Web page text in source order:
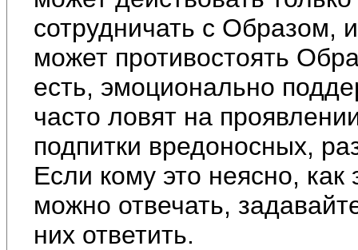
сотрудничать с Образом,
может противостоять
есть, эмоционально
часто ловят на
подпитки вредоносных,
Если кому это неясно, как
можно отвечать,
них ответить.